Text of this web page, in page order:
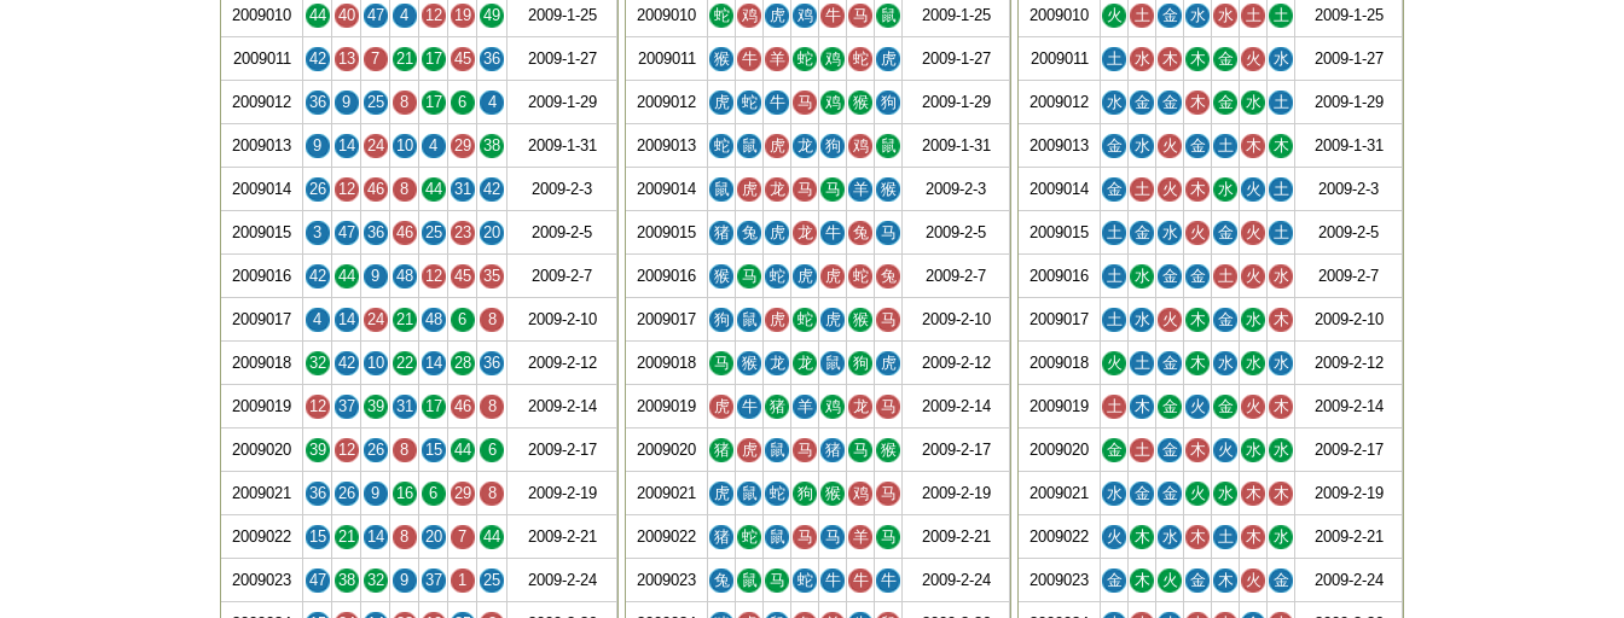
2009010 44 40 47 4 12 19 49 2009-1-25
2009011 42 13 7 21 17 45 36 2009-1-27
2009012 36 9 25 8 17 6 4 2009-1-29
2009013 9 14 24 10 4 29 38 2009-1-31
2009014 26 12 46 8 44 31 42 2009-2-3
2009015 3 47 36 46 25 23 20 2009-2-5
2009016 42 44 9 48 12 45 35 2009-2-7
2009017 4 14 24 21 48 6 8 2009-2-10
2009018 32 42 10 22 14 28 36 2009-2-12
2009019 12 37 39 31 17 46 8 2009-2-14
2009020 39 12 26 8 15 44 6 2009-2-17
2009021 36 26 9 16 6 29 8 2009-2-19
2009022 15 21 14 8 20 7 44 2009-2-21
2009023 47 38 32 9 37 1 25 2009-2-24
2009010 蛇 鸡 虎 鸡 牛 马 鼠 2009-1-25
2009011 猴 牛 羊 蛇 鸡 蛇 虎 2009-1-27
2009012 虎 蛇 牛 马 鸡 猴 狗 2009-1-29
2009013 蛇 鼠 虎 龙 狗 鸡 鼠 2009-1-31
2009014 鼠 虎 龙 马 马 羊 猴 2009-2-3
2009015 猪 兔 虎 龙 牛 兔 马 2009-2-5
2009016 猴 马 蛇 虎 虎 蛇 兔 2009-2-7
2009017 狗 鼠 虎 蛇 虎 猴 马 2009-2-10
2009018 马 猴 龙 龙 鼠 狗 虎 2009-2-12
2009019 虎 牛 猪 羊 鸡 龙 马 2009-2-14
2009020 猪 虎 鼠 马 猪 马 猴 2009-2-17
2009021 虎 鼠 蛇 狗 猴 鸡 马 2009-2-19
2009022 猪 蛇 鼠 马 马 羊 马 2009-2-21
2009023 兔 鼠 马 蛇 牛 牛 牛 2009-2-24
2009010 火 土 金 水 水 土 土 2009-1-25
2009011 土 水 木 木 金 火 水 2009-1-27
2009012 水 金 金 木 金 水 土 2009-1-29
2009013 金 水 火 金 土 木 木 2009-1-31
2009014 金 土 火 木 水 火 土 2009-2-3
2009015 土 金 水 火 金 火 土 2009-2-5
2009016 土 水 金 金 土 火 水 2009-2-7
2009017 土 水 火 木 金 水 木 2009-2-10
2009018 火 土 金 木 水 水 水 2009-2-12
2009019 土 木 金 火 金 火 木 2009-2-14
2009020 金 土 金 木 火 水 水 2009-2-17
2009021 水 金 金 火 水 木 木 2009-2-19
2009022 火 木 水 木 土 木 水 2009-2-21
2009023 金 木 火 金 木 火 金 2009-2-24